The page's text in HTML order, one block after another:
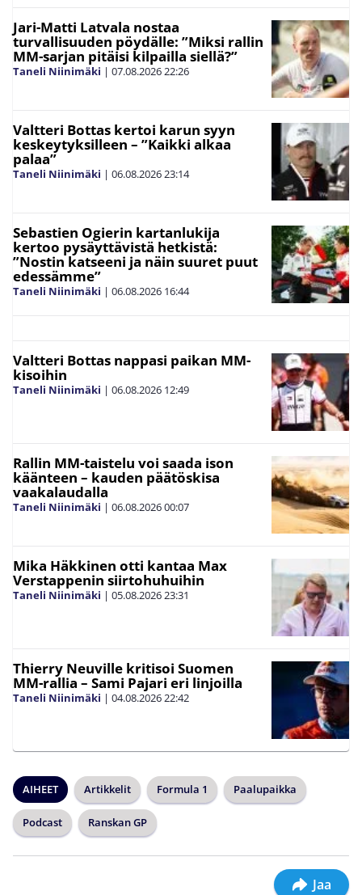
Jari-Matti Latvala nostaa
turvallisuuden pöydälle: ”Miksi rallin
MM-sarjan pitäisi kilpailla siellä?”
Taneli Niinimäki | 07.08.202622:26
Valtteri Bottas kertoi karun syyn
keskeytyksilleen – ”Kaikki alkaa
palaa”
Taneli Niinimäki | 06.08.202623:14
Sebastien Ogierin kartanlukija
kertoo pysäyttävistä hetkistä:
”Nostin katseeni ja näin suuret puut
edessämme”
Taneli Niinimäki | 06.08.2026 16:44
Valtteri Bottas nappasi paikan MM-
kisoihin
Taneli Niinimäki | 06.08.2026 12:49
Rallin MM-taistelu voi saada ison
käänteen – kauden päätöskisa
vaakalaudalla
Taneli Niinimäki | 06.08.202600:07
Mika Häkkinen otti kantaa Max
Verstappenin siirtohuhuihin
Taneli Niinimäki | 05.08.202623:31
Thierry Neuville kritisoi Suomen
MM-rallia – Sami Pajari eri linjoilla
Taneli Niinimäki | 04.08.202622:42
AIHEET Artikkelit Formula 1 Paalupaikka
Podcast Ranskan GP
Jaa